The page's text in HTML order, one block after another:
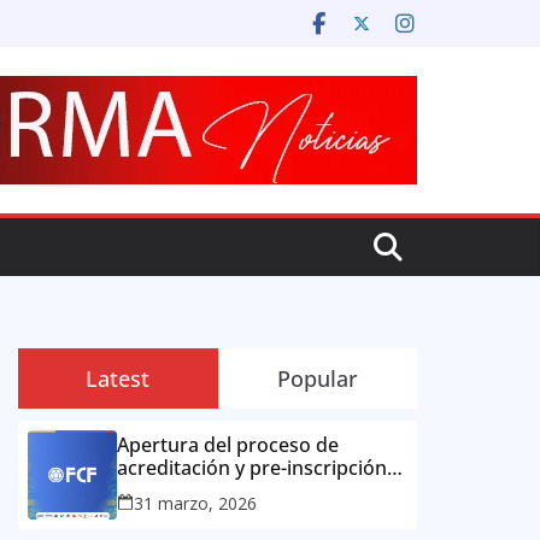
Latest Popular
Apertura del proceso de
acreditación y pre-inscripción
para la prensa colombiana:
Copa Mundial de la FIFA 2026 ™
31 marzo, 2026